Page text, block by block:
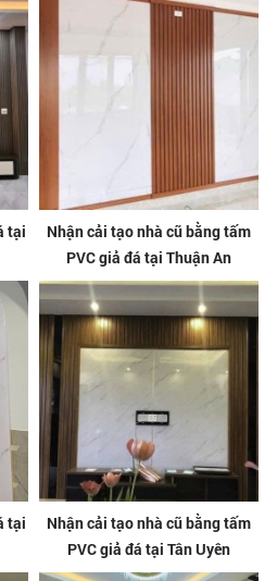
tại
Nhận cải tạo nhà cũ bằng tấm
PVC giả đá tại Thuận An
tại
Nhận cải tạo nhà cũ bằng tấm
PVC giả đá tại Tân Uyên